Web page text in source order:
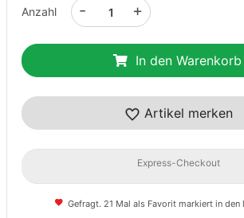
Anzahl +
-
In den Warenkorb
Artikel merken
Express-Checkout
Gefragt. 21 Mal als Favorit markiert in den